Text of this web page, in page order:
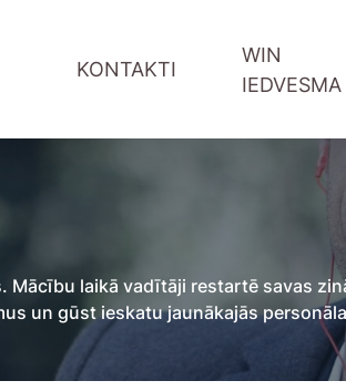
klientu servissReferral programma
KONTAKTI
WIN
IEDVESMA
Youtube
laikā vadītāji restartē savas
un gūst ieskatu jaunākajās